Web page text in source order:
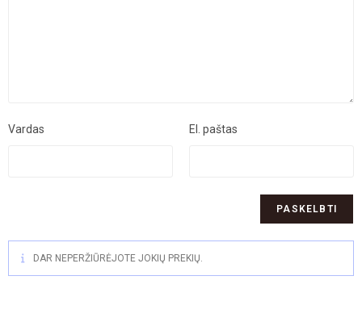
Vardas El. paštas
DAR NEPERŽIŪRĖJOTE JOKIŲ PREKIŲ.